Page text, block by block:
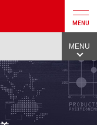
MENU
MENU